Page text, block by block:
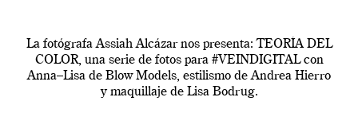
La fotógrafa Assiah Alcázar nos presenta: TEORÍA DEL
COLOR, una serie de fotos para #VEINDIGITAL con
Anna–Lisa de Blow Models, estilismo de Andrea Hierro
y maquillaje de Lisa Bodrug.